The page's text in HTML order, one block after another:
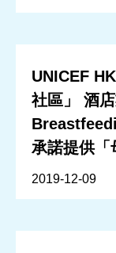
UNICEF
社區」 酒
承諾提供「
2019-12-09